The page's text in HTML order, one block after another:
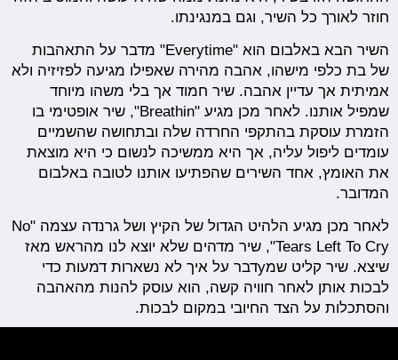
חוזר לאורך כל השיר, וגם במנגינתו.
השיר הבא באלבום הוא "Everytime" מדבר על התאהבות
של בת כלפי מישהו, אהבה מהירה שאפילו מגיעה לפזיזיה ולא
אמיתית אך עדיין אהבה. שיר חמוד אך בלי משהו מיוחד
שמפיל אותנו. לאחר מכן מגיע "Breathin", שיר אופטימי בו
הזמרת עוסקת בהתקפי החרדה שלה ובתחושה שהשמיים
עומדים ליפול עליה, אך היא ממשיכה לנשום כי היא מוצאת
את האומץ, אחד השירים שהפתיעו אותנו לטובה באלבום
המדובר.
לאחר מכן מגיע הלהיט הגדול של הקיץ ושל גרנדה עצמה "​​No
Tears Left To Cry", שיר מדהים שלא יוצא לנו מהראש מאז
שיצא. שיר קליט שמyדבר על איך לא נשארות דמעות כדי
לבכות אותן לאחר חוויה קשה, הוא עוסק להנות מהאהבה
והסתכלות על הצד החיובי במקום לבכות.